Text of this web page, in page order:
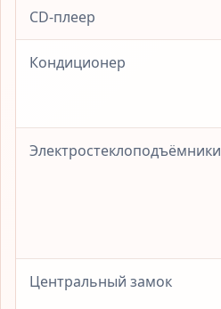
CD-плеер
Кондиционер
Электростеклоподъёмники
Центральный замок